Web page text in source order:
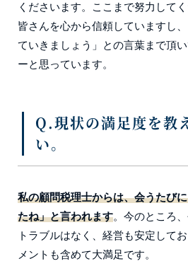
くださいます。ここまで努力して
皆さんを心から信頼していますし
ていきましょう」との言葉まで頂
ーと思っています。
Q.現状の満足度を教
い。
私の顧問税理士からは、会うたび
たね」と言われます。今のところ
トラブルはなく、経営も安定して
メントも含めて大満足です。